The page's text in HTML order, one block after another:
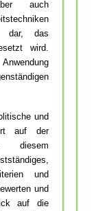
auch
dar, das
wird.
und
auf der
diesem
und
und
auf die